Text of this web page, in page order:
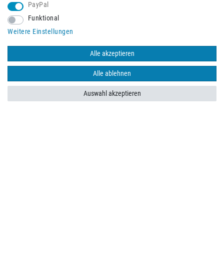
PayPal
Funktional
Weitere Einstellungen
Alle akzeptieren
Alle ablehnen
Auswahl akzeptieren